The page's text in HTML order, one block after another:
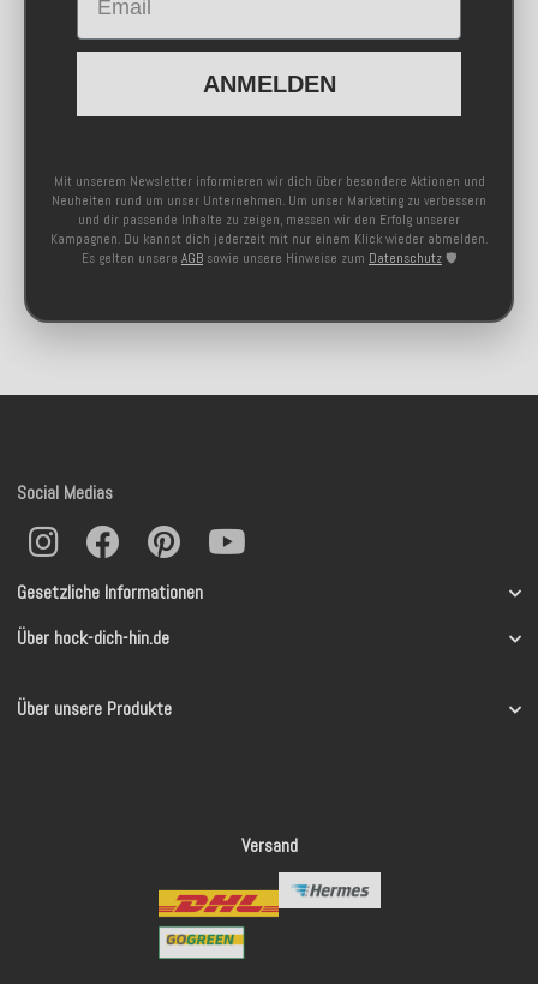
ANMELDEN
Mit unserem Newsletter informieren wir dich über besondere Aktionen und
Neuheiten rund um unser Unternehmen. Um unser Marketing zu verbessern
und dir passende Inhalte zu zeigen, messen wir den Erfolg unserer
Kampagnen. Du kannst dich jederzeit mit nur einem Klick wieder abmelden.
Es gelten unsere AGB sowie unsere Hinweise zum Datenschutz 🛡️
Gesetzliche Informationen
Über hock-dich-hin.de
Über unsere Produkte
Social Medias
Versand